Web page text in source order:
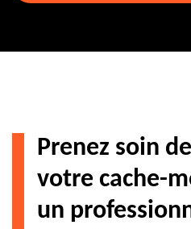
Prenez soin
votre cache-
un